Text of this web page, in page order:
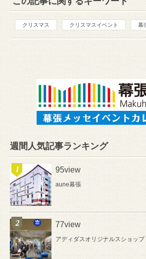
クリスマス クリスマスイベント 幕
週間人気記事ランキング
95view
aune幕張
77view
アディダスオリジナルスショップ